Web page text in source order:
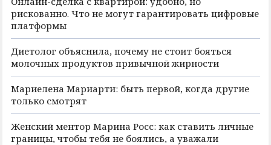
рискованно. Что не могут гарантировать цифровые
платформы
Диетолог объяснила, почему не стоит бояться
молочных продуктов привычной жирности
Мариелена Мариарти: быть первой, когда другие
только смотрят
Женский ментор Марина Росс: как ставить личные
границы, чтобы тебя не боялись, а уважали